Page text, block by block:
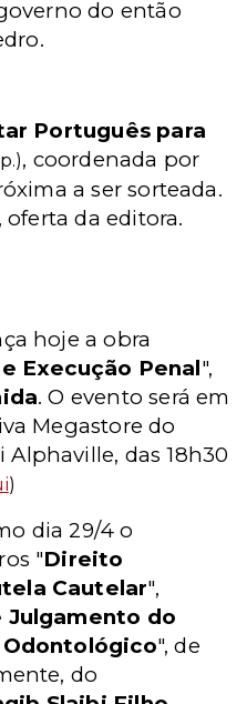
do então
Português para
, coordenada por
a ser sorteada.
da editora.
hoje a obra
Execução Penal",
. O evento será em
Megastore do
das 18h30
)
dia 29/4 o
"Direito
Cautelar",
Julgamento do
", de
do